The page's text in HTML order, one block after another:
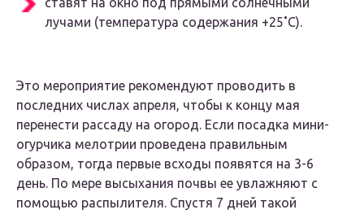
лучами (температура содержания +25˚C).
Это мероприятие рекомендуют проводить в
последних числах апреля, чтобы к концу мая
перенести рассаду на огород. Если посадка мини-
огурчика мелотрии проведена правильным
образом, тогда первые всходы появятся на 3-6
день. По мере высыхания почвы ее увлажняют с
помощью распылителя. Спустя 7 дней такой